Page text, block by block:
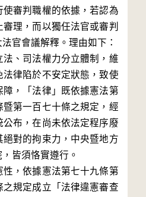
使審判職權的依據，若認為
理，而以獨任法官或審判
官會議解釋。理由如下：
、司法權力分立體制，維
律陷於不安定狀態，致使
，「法律」既依據憲法第
第一百七十條之規定，經
布，在尚未依法定程序廢
絕對的拘束力，中央暨地方
皆須恪實遵行。
，依據憲法第七十九條第
規定成立「法律違憲審查